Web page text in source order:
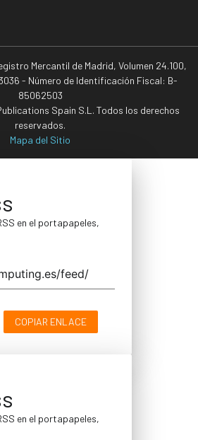
Mercantil de Madrid, Volumen 24.100,
- Número de Identificación Fiscal: B-
85062503
Spain S.L. Todos los derechos
reservados.
Mapa del Sitio
en el portapapeles,
COPIAR ENLACE
en el portapapeles,